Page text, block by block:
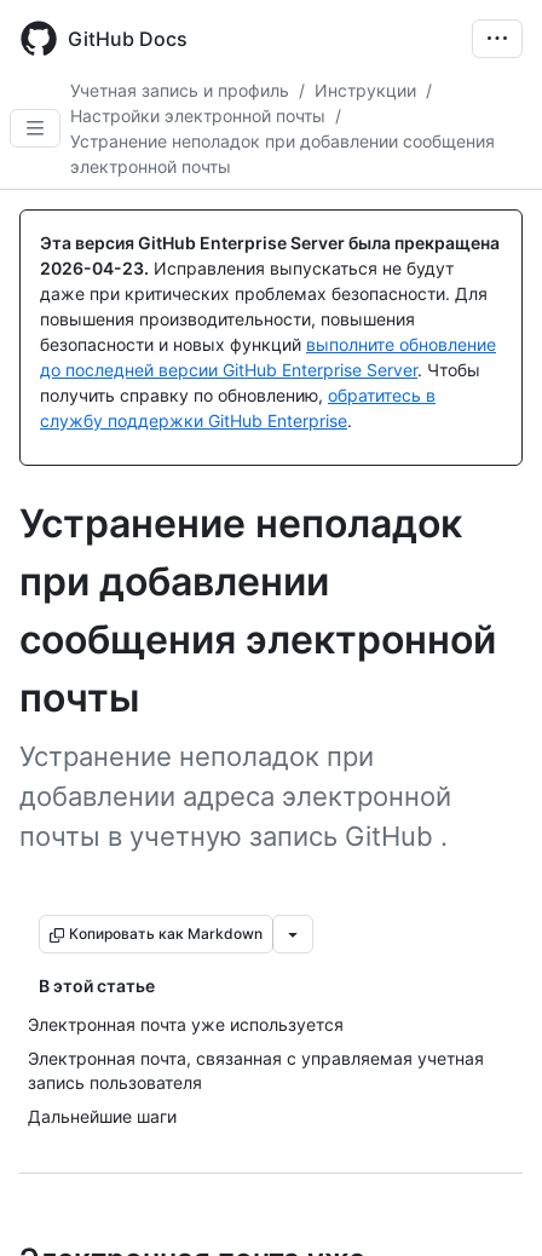
main
GitHub Docs
Учетная запись и профиль / Инструкции /
Настройки электронной почты /
Устранение неполадок при добавлении сообщения
электронной почты
Эта версия GitHub Enterprise Server была прекращена
2026-04-23. Исправления выпускаться не будут
даже при критических проблемах безопасности. Для
повышения производительности, повышения
безопасности и новых функций выполните обновление
до последней версии GitHub Enterprise Server. Чтобы
получить справку по обновлению, обратитесь в
службу поддержки GitHub Enterprise.
Устранение неполадок
при добавлении
сообщения электронной
почты
Устранение неполадок при
добавлении адреса электронной
почты в учетную запись GitHub .
Копировать как Markdown
В этой статье
Электронная почта уже используется
Электронная почта, связанная с управляемая учетная
запись пользователя
Дальнейшие шаги